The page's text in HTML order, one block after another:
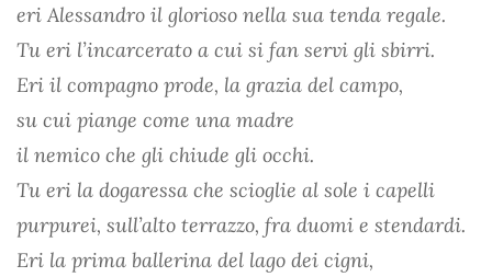
eri Alessandro il glorioso nella sua tenda regale.
Tu eri l’incarcerato a cui si fan servi gli sbirri.
Eri il compagno prode, la grazia del campo,
su cui piange come una madre
il nemico che gli chiude gli occhi.
Tu eri la dogaressa che scioglie al sole i capelli
purpurei, sull’alto terrazzo, fra duomi e stendardi.
Eri la prima ballerina del lago dei cigni,